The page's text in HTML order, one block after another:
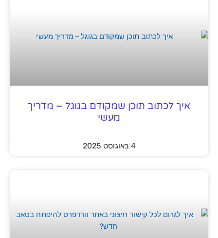
איך לכתוב תוכן שמקודם בגוגל – מדריך
מעשי
4 באוגוסט 2025